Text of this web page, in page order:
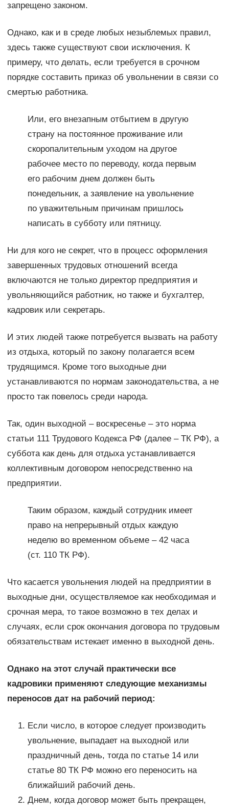
запрещено законом.
Однако, как и в среде любых незыблемых правил,
здесь также существуют свои исключения. К
примеру, что делать, если требуется в срочном
порядке составить приказ об увольнении в связи со
смертью работника.
Или, его внезапным отбытием в другую
страну на постоянное проживание или
скоропалительным уходом на другое
рабочее место по переводу, когда первым
его рабочим днем должен быть
понедельник, а заявление на увольнение
по уважительным причинам пришлось
написать в субботу или пятницу.
Ни для кого не секрет, что в процесс оформления
завершенных трудовых отношений всегда
включаются не только директор предприятия и
увольняющийся работник, но также и бухгалтер,
кадровик или секретарь.
И этих людей также потребуется вызвать на работу
из отдыха, который по закону полагается всем
трудящимся. Кроме того выходные дни
устанавливаются по нормам законодательства, а не
просто так повелось среди народа.
Так, один выходной – воскресенье – это норма
статьи 111 Трудового Кодекса РФ (далее – ТК РФ), а
суббота как день для отдыха устанавливается
коллективным договором непосредственно на
предприятии.
Таким образом, каждый сотрудник имеет
право на непрерывный отдых каждую
неделю во временном объеме – 42 часа
(ст. 110 ТК РФ).
Что касается увольнения людей на предприятии в
выходные дни, осуществляемое как необходимая и
срочная мера, то такое возможно в тех делах и
случаях, если срок окончания договора по трудовым
обязательствам истекает именно в выходной день.
Однако на этот случай практически все
кадровики применяют следующие механизмы
переносов дат на рабочий период:
Если число, в которое следует производить
увольнение, выпадает на выходной или
праздничный день, тогда по статье 14 или
статье 80 ТК РФ можно его переносить на
ближайший рабочий день.
Днем, когда договор может быть прекращен,